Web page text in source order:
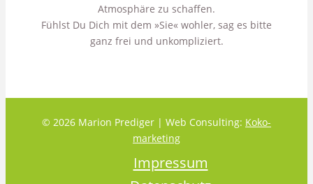
Atmosphäre zu schaffen.
Fühlst Du Dich mit dem »Sie« wohler, sag es bitte
ganz frei und unkompliziert.
© 2026 Marion Prediger | Web Consulting: Koko-
marketing
Impressum